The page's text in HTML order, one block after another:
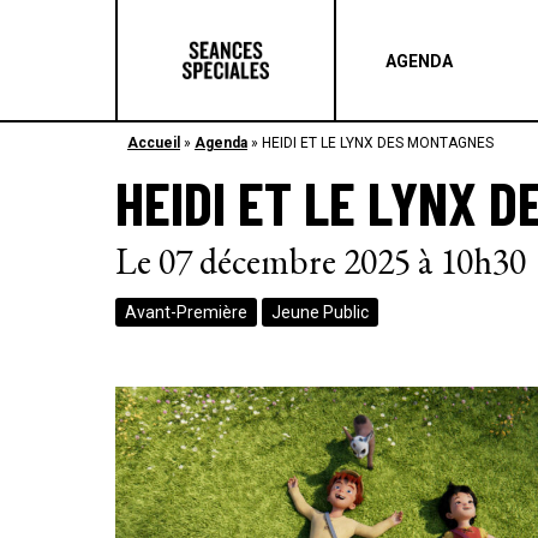
AGENDA
Accueil » Agenda » HEIDI ET LE LYNX DES MONTAGNES
HEIDI ET LE LYNX
Le 07 décembre 2025 à 10h30
Avant-Première Jeune Public